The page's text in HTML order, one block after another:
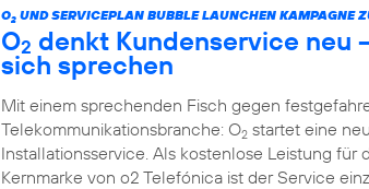
O2 UND SERVICEPLAN BUBBLE LAUNCHEN KAMPAGNE
O2 denkt Kundenservice neu
sich sprechen
Mit einem sprechenden Fisch gegen
Telekommunikationsbranche: O2 startet eine
Installationsservice. Als kostenlose Leistung
Kernmarke von o2 Telefónica ist der Service